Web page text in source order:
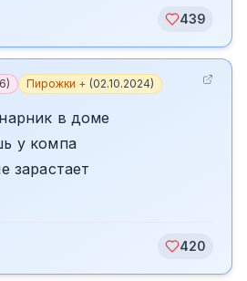
439
) Пирожки + (02.10.2024)
в доме
у компа
зарастает
420